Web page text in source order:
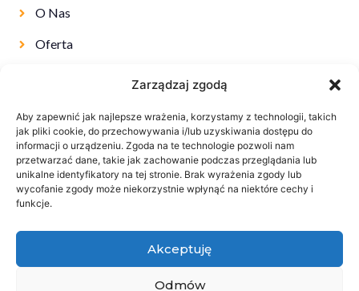
Zarządzaj zgodą
Aby zapewnić jak najlepsze wrażenia, korzystamy z technologii, takich
jak pliki cookie, do przechowywania i/lub uzyskiwania dostępu do
informacji o urządzeniu. Zgoda na te technologie pozwoli nam
przetwarzać dane, takie jak zachowanie podczas przeglądania lub
unikalne identyfikatory na tej stronie. Brak wyrażenia zgody lub
wycofanie zgody może niekorzystnie wpłynąć na niektóre cechy i
funkcje.
Akceptuję
Odmów
O Nas
Oferta